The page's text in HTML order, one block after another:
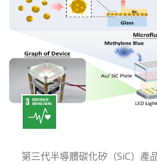
第三代半導體碳化矽（SiC）產